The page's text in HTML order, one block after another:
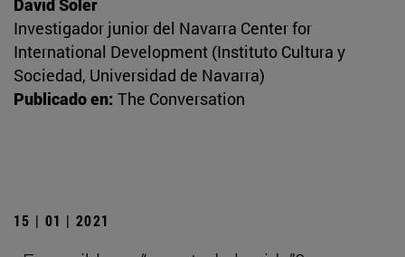
David Soler
Investigador junior del Navarra Center for
International Development (Instituto Cultura y
Sociedad, Universidad de Navarra)
Publicado en: The Conversation
15 | 01 | 2021